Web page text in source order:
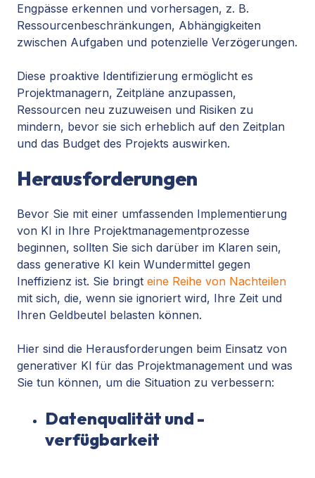
Engpässe erkennen und vorhersagen, z. B.
Ressourcenbeschränkungen, Abhängigkeiten
zwischen Aufgaben und potenzielle Verzögerungen.
Diese proaktive Identifizierung ermöglicht es
Projektmanagern, Zeitpläne anzupassen,
Ressourcen neu zuzuweisen und Risiken zu
mindern, bevor sie sich erheblich auf den Zeitplan
und das Budget des Projekts auswirken.
Herausforderungen
Bevor Sie mit einer umfassenden Implementierung
von KI in Ihre Projektmanagementprozesse
beginnen, sollten Sie sich darüber im Klaren sein,
dass generative KI kein Wundermittel gegen
Ineffizienz ist. Sie bringt eine Reihe von Nachteilen
mit sich, die, wenn sie ignoriert wird, Ihre Zeit und
Ihren Geldbeutel belasten können.
Hier sind die Herausforderungen beim Einsatz von
generativer KI für das Projektmanagement und was
Sie tun können, um die Situation zu verbessern:
Datenqualität und -
verfügbarkeit